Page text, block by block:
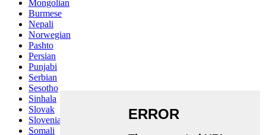
Mongolian
Burmese
Nepali
Norwegian
Pashto
Persian
Punjabi
Serbian
Sesotho
Sinhala
Slovak
Slovenian
Somali